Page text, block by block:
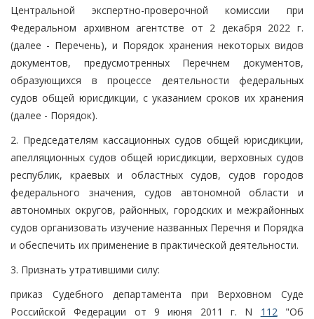
Центральной экспертно-проверочной комиссии при
Федеральном архивном агентстве от 2 декабря 2022 г.
(далее - Перечень), и Порядок хранения некоторых видов
документов, предусмотренных Перечнем документов,
образующихся в процессе деятельности федеральных
судов общей юрисдикции, с указанием сроков их хранения
(далее - Порядок).
2. Председателям кассационных судов общей юрисдикции,
апелляционных судов общей юрисдикции, верховных судов
республик, краевых и областных судов, судов городов
федерального значения, судов автономной области и
автономных округов, районных, городских и межрайонных
судов организовать изучение названных Перечня и Порядка
и обеспечить их применение в практической деятельности.
3. Признать утратившими силу:
приказ Судебного департамента при Верховном Суде
Российской Федерации от 9 июня 2011 г. N 112 "Об